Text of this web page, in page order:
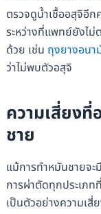
ตรวจดูน้ำเชื้ออสุจิอีก
ระหว่างที่แพทย์ยังไม่
ด้วย เช่น ถุงยางอนา
ว่าไม่พบตัวอสุจิ
ความเสี่ยงที่
ชาย
แม้การทำหมันชายจ
การผ่าตัดทุกประเภท
เป็นตัวอย่างความเสี่